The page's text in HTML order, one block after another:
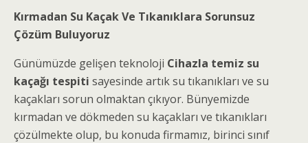
Kırmadan Su Kaçak Ve Tıkanıklara Sorunsuz
Çözüm Buluyoruz
Günümüzde gelişen teknoloji Cihazla temiz su
kaçağı tespiti sayesinde artık su tıkanıkları ve su
kaçakları sorun olmaktan çıkıyor. Bünyemizde
kırmadan ve dökmeden su kaçakları ve tıkanıkları
çözülmekte olup, bu konuda firmamız, birinci sınıf